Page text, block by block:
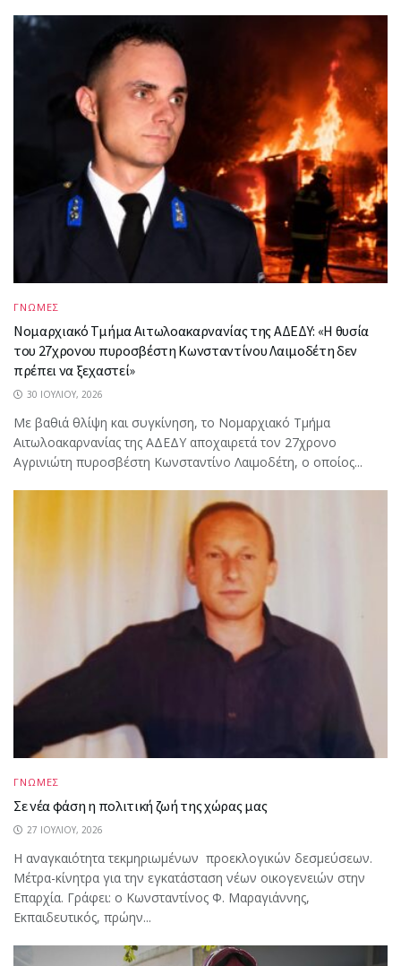
ΓΝΩΜΕΣ
Νομαρχιακό Τμήμα Αιτωλοακαρνανίας της ΑΔΕΔΥ: «Η θυσία
του 27χρονου πυροσβέστη Κωνσταντίνου Λαιμοδέτη δεν
πρέπει να ξεχαστεί»
30 ΙΟΥΛΊΟΥ, 2026
Με βαθιά θλίψη και συγκίνηση, το Νομαρχιακό Τμήμα
Αιτωλοακαρνανίας της ΑΔΕΔΥ αποχαιρετά τον 27χρονο
Αγρινιώτη πυροσβέστη Κωνσταντίνο Λαιμοδέτη, ο οποίος...
ΓΝΩΜΕΣ
Σε νέα φάση η πολιτική ζωή της χώρας μας
27 ΙΟΥΛΊΟΥ, 2026
Η αναγκαιότητα τεκμηριωμένων προεκλογικών δεσμεύσεων.
Μέτρα-κίνητρα για την εγκατάσταση νέων οικογενειών στην
Επαρχία. Γράφει: ο Κωνσταντίνος Φ. Μαραγιάννης,
Εκπαιδευτικός, πρώην...